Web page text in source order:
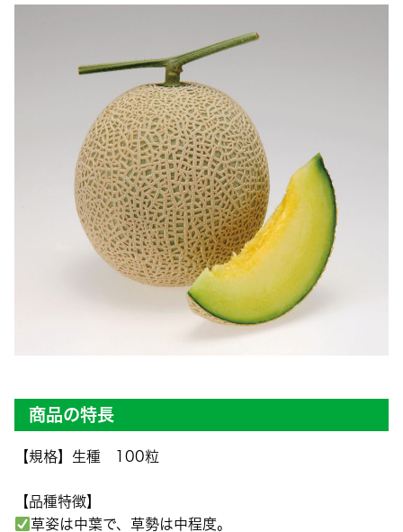
商品の特長
【規格】生種 100粒
【品種特徴】
草姿は中葉で、草勢は中程度。